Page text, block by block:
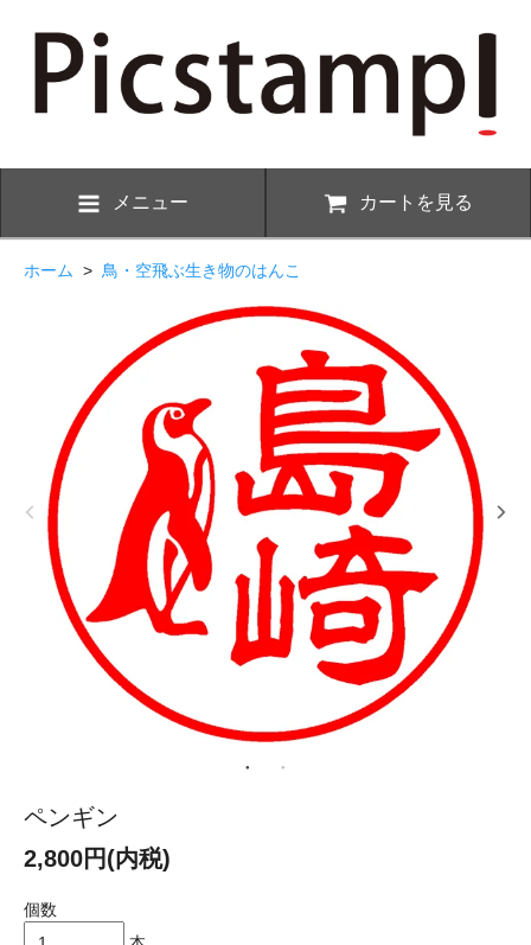
メニュー カートを見る
ホーム > 鳥・空飛ぶ生き物のはんこ
ペンギン
2,800円(内税)
個数